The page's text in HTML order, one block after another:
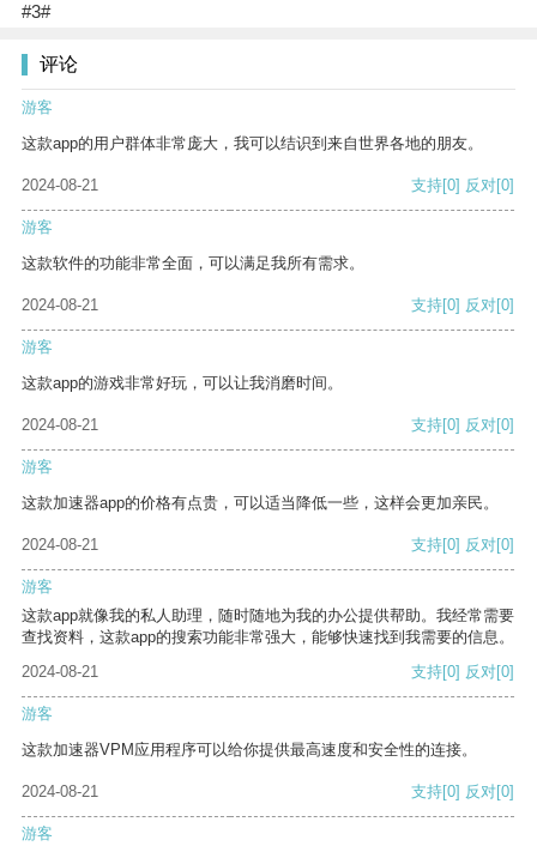
#3#
评论
游客
这款app的用户群体非常庞大，我可以结识到来自世界各地的朋友。
2024-08-21 支持[0] 反对[0]
游客
这款软件的功能非常全面，可以满足我所有需求。
2024-08-21 支持[0] 反对[0]
游客
这款app的游戏非常好玩，可以让我消磨时间。
2024-08-21 支持[0] 反对[0]
游客
这款加速器app的价格有点贵，可以适当降低一些，这样会更加亲民。
2024-08-21 支持[0] 反对[0]
游客
这款app就像我的私人助理，随时随地为我的办公提供帮助。我经常需要
查找资料，这款app的搜索功能非常强大，能够快速找到我需要的信息。
2024-08-21
支持[0] 反对[0]
游客
这款加速器VPM应用程序可以给你提供最高速度和安全性的连接。
2024-08-21 支持[0] 反对[0]
游客